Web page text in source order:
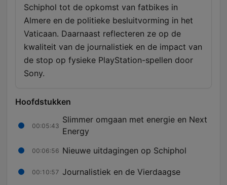
Schiphol tot de opkomst van fatbikes in
Almere en de politieke besluitvorming in het
Vaticaan. Daarnaast reflecteren ze op de
kwaliteit van de journalistiek en de impact van
de stop op fysieke PlayStation-spellen door
Sony.
Hoofdstukken
00:05:43
Slimmer omgaan met energie en Next
Energy
00:06:56 Nieuwe uitdagingen op Schiphol
00:10:57 Journalistiek en de Vierdaagse